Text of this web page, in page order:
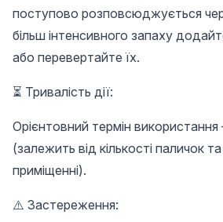
поступово розповсюджується
більш інтенсивного запаху
або перевертайте їх.
⏳ Тривалість дії:
Орієнтовний термін
(залежить від кількості паличок
приміщенні).
⚠️ Застереження: